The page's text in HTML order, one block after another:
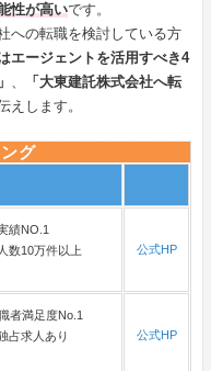
性が高いです。
への転職を検討している方
エージェントを活用すべき4
、
「大東建託株式会社へ転
えします。
グ
績NO.1
数10万件以上
公式HP
者満足度No.1
占求人あり
公式HP